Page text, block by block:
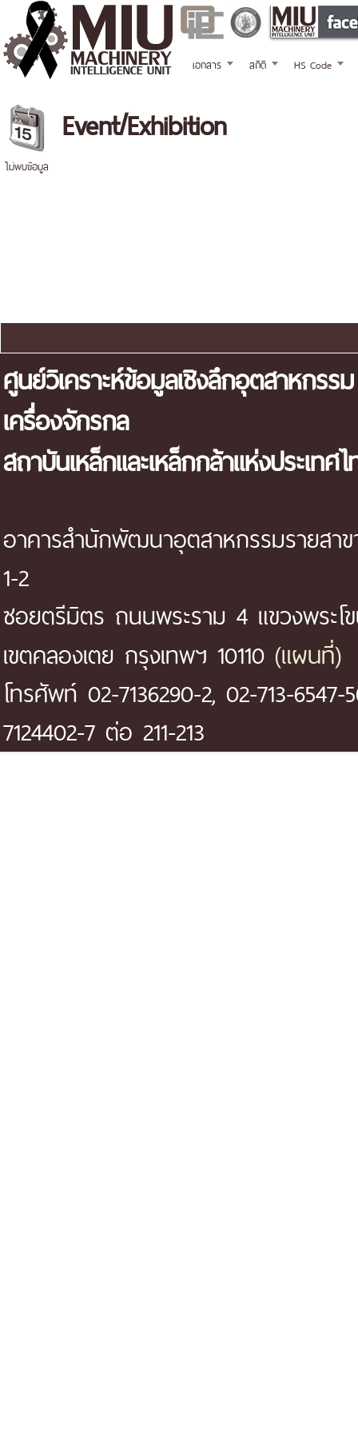
เอกสาร สถิติ HS Code
Event/Exhibition
ไม่พบข้อมูล
ศูนย์วิเคราะห์ข้อมูลเชิงลึกอุตสาหกรรม
เครื่องจักรกล
สถาบันเหล็กและเหล็กกล้าแห่งประเทศ
อาคารสำนักพัฒนาอุตสาหกรรมรายสา
1-2
ซอยตรีมิตร ถนนพระราม 4 แขวงพระโ
เขตคลองเตย กรุงเทพฯ 10110 (แผนที่)
โทรศัพท์ 02-7136290-2, 02-713-6547-
7124402-7 ต่อ 211-213